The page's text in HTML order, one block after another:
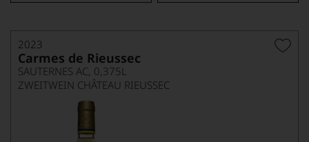
2023
Carmes de Rieussec
SAUTERNES AC, 0,375L
ZWEITWEIN CHÂTEAU RIEUSSEC